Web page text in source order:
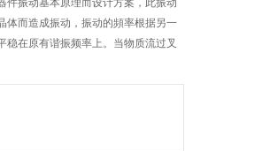
件振动基本原理而设计方案，此振动
体而造成振动，振动的頻率根据另一
稳在原有谐振频率上。当物质流过叉